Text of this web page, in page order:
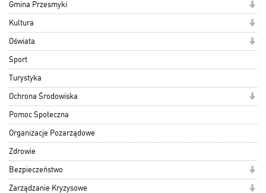
Gmina Przesmyki
Kultura
Oświata
Sport
Turystyka
Ochrona Środowiska
Pomoc Społeczna
Organizacje Pozarządowe
Zdrowie
Bezpieczeństwo
Zarządzanie Kryzysowe